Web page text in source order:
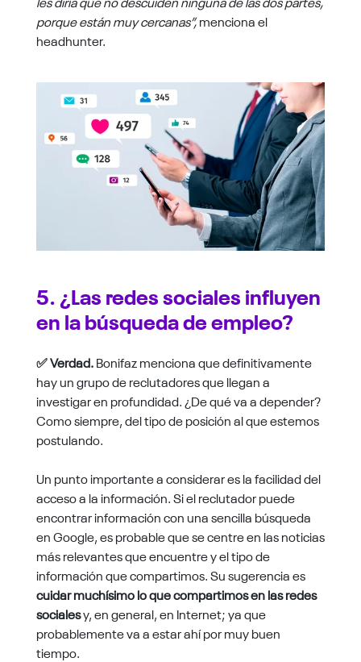
porque están muy cercanas”,menciona el
headhunter.
5. ¿Las redes sociales influyen
en la búsqueda de empleo?
✅ Verdad.Bonifaz menciona que definitivamente
hay un grupo de reclutadores que llegan a
investigar en profundidad. ¿De qué va a depender?
Como siempre, del tipo de posición al que estemos
postulando.
Un punto importante a considerar es la facilidad del
acceso a la información. Si el reclutador puede
encontrar información con una sencilla búsqueda
en Google, es probable que se centre en las noticias
más relevantes que encuentre y el tipo de
información que compartimos. Su sugerencia es
cuidar muchísimo lo que compartimos en las redes
socialesy, en general, en Internet; ya que
probablemente va a estar ahí por muy buen
tiempo.